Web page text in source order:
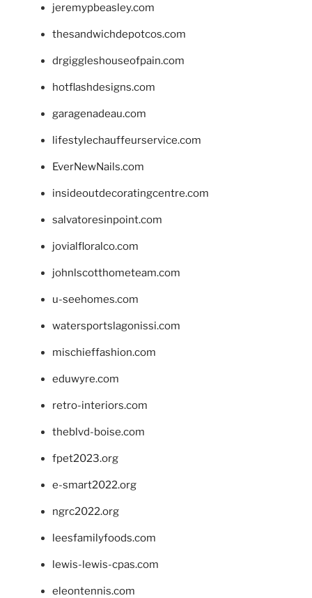
jeremypbeasley.com
thesandwichdepotcos.com
drgiggleshouseofpain.com
hotflashdesigns.com
garagenadeau.com
lifestylechauffeurservice.com
EverNewNails.com
insideoutdecoratingcentre.com
salvatoresinpoint.com
jovialfloralco.com
johnlscotthometeam.com
u-seehomes.com
watersportslagonissi.com
mischieffashion.com
eduwyre.com
retro-interiors.com
theblvd-boise.com
fpet2023.org
e-smart2022.org
ngrc2022.org
leesfamilyfoods.com
lewis-lewis-cpas.com
eleontennis.com